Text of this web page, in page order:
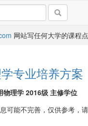
网站写任何大学的课程
专业培养方案
物理学 2016级 主修学位
可能不完善，仅供参考，